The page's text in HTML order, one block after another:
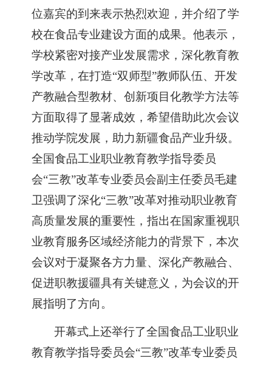
位嘉宾的到来表示热烈欢迎，并介绍了学
校在食品专业建设方面的成果。他表示，
学校紧密对接产业发展需求，深化教育教
学改革，在打造“双师型”教师队伍、开发
产教融合型教材、创新项目化教学方法等
方面取得了显著成效，希望借助此次会议
推动学院发展，助力新疆食品产业升级。
全国食品工业职业教育教学指导委员
会“三教”改革专业委员会副主任委员毛建
卫强调了深化“三教”改革对推动职业教育
高质量发展的重要性，指出在国家重视职
业教育服务区域经济能力的背景下，本次
会议对于凝聚各方力量、深化产教融合、
促进职教援疆具有关键意义，为会议的开
展指明了方向。
开幕式上还举行了全国食品工业职业
教育教学指导委员会“三教”改革专业委员